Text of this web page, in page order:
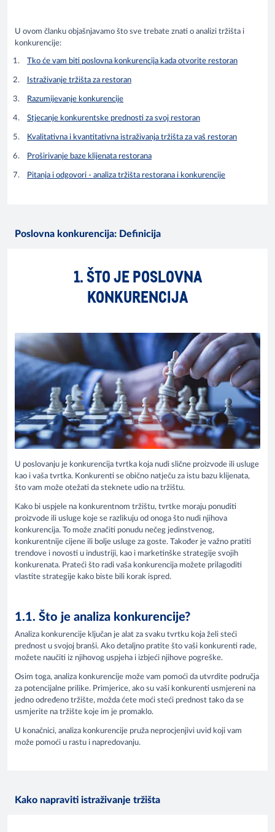
U ovom članku objašnjavamo što sve trebate znati o analizi tržišta i
konkurencije:
Tko će vam biti poslovna konkurencija kada otvorite restoran
Istraživanje tržišta za restoran
Razumijevanje konkurencije
Stjecanje konkurentske prednosti za svoj restoran
Kvalitativna i kvantitativna istraživanja tržišta za vaš restoran
Proširivanje baze klijenata restorana
Pitanja i odgovori - analiza tržišta restorana i konkurencije
Poslovna konkurencija: Definicija
1. ŠTO JE POSLOVNA
KONKURENCIJA
U poslovanju je konkurencija tvrtka koja nudi slične proizvode ili usluge
kao i vaša tvrtka. Konkurenti se obično natječu za istu bazu klijenata,
što vam može otežati da steknete udio na tržištu.
Kako bi uspjele na konkurentnom tržištu, tvrtke moraju ponuditi
proizvode ili usluge koje se razlikuju od onoga što nudi njihova
konkurencija. To može značiti ponudu nečeg jedinstvenog,
konkurentnije cijene ili bolje usluge za goste. Također je važno pratiti
trendove i novosti u industriji, kao i marketinške strategije svojih
konkurenata. Prateći što radi vaša konkurencija možete prilagoditi
vlastite strategije kako biste bili korak ispred.
1.1. Što je analiza konkurencije?
Analiza konkurencije ključan je alat za svaku tvrtku koja želi steći
prednost u svojoj branši. Ako detaljno pratite što vaši konkurenti rade,
možete naučiti iz njihovog uspjeha i izbjeći njihove pogreške.
Osim toga, analiza konkurencije može vam pomoći da utvrdite područja
za potencijalne prilike. Primjerice, ako su vaši konkurenti usmjereni na
jedno određeno tržište, možda ćete moći steći prednost tako da se
usmjerite na tržište koje im je promaklo.
U konačnici, analiza konkurencije pruža neprocjenjivi uvid koji vam
može pomoći u rastu i napredovanju.
Kako napraviti istraživanje tržišta